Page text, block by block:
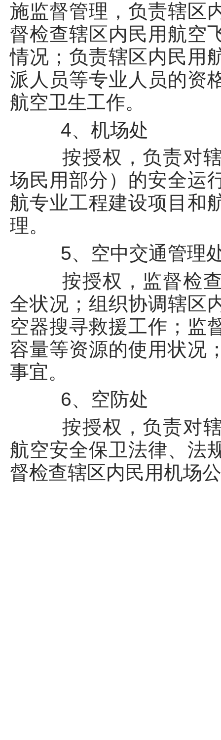
施监督管理，负责辖区
督检查辖区内民用航空
情况；负责辖区内民用
派人员等专业人员的资
航空卫生工作。
4、机场处
按授权，负责对辖
场民用部分）的安全运
航专业工程建设项目和
理。
5、空中交通管理
按授权，监督检查
全状况；组织协调辖区
空器搜寻救援工作；监
容量等资源的使用状况
事宜。
6、空防处
按授权，负责对辖
航空安全保卫法律、法
督检查辖区内民用机场